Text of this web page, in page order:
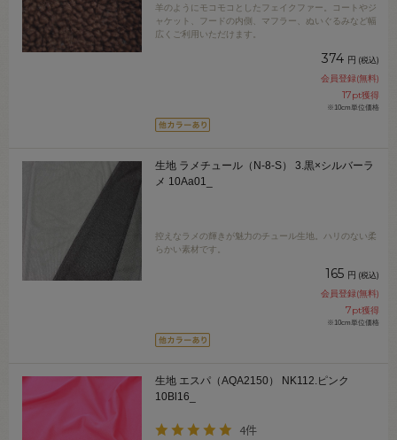
羊のようにモコモコとしたフェイクファー。コートやジ
ャケット、フードの内側、マフラー、ぬいぐるみなど幅
広くご利用いただけます。
374 円 (税込)
会員登録(無料)
17pt獲得
※10cm単位価格
生地 ラメチュール（N-8-S） 3.黒×シルバーラ
メ 10Aa01_
控えなラメの輝きが魅力のチュール生地。ハリのない柔
らかい素材です。
165 円 (税込)
会員登録(無料)
7pt獲得
※10cm単位価格
生地 エスパ（AQA2150） NK112.ピンク
10Bl16_
4件